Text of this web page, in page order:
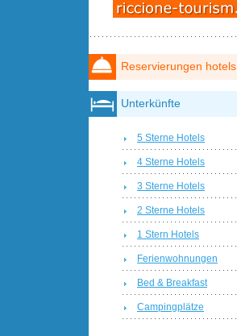
Reservierungen hotels
Unterkünfte
5 Sterne Hotels
4 Sterne Hotels
3 Sterne Hotels
2 Sterne Hotels
1 Stern Hotels
Ferienwohnungen
Bed & Breakfast
Campingplätze